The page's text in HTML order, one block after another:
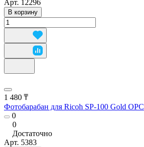
Арт. 12296
В корзину
1 480 ₸
Фотобарабан для Ricoh SP-100 Gold OPC
0
0
Достаточно
Арт. 5383